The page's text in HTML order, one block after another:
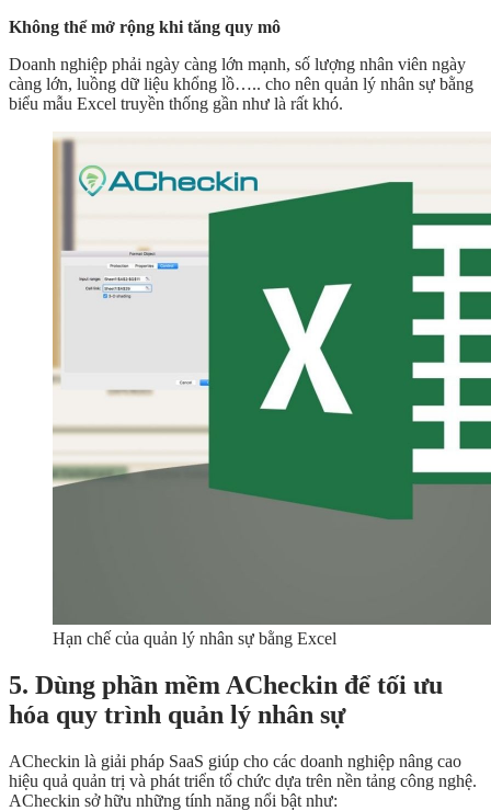
Không thể mở rộng khi tăng quy mô
Doanh nghiệp phải ngày càng lớn mạnh, số lượng nhân viên ngày
càng lớn, luồng dữ liệu khổng lồ….. cho nên quản lý nhân sự bằng
biểu mẫu Excel truyền thống gần như là rất khó.
Hạn chế của quản lý nhân sự bằng Excel
5. Dùng phần mềm ACheckin để tối ưu
hóa quy trình quản lý nhân sự
ACheckin là giải pháp SaaS giúp cho các doanh nghiệp nâng cao
hiệu quả quản trị và phát triển tổ chức dựa trên nền tảng công nghệ.
ACheckin sở hữu những tính năng nổi bật như: